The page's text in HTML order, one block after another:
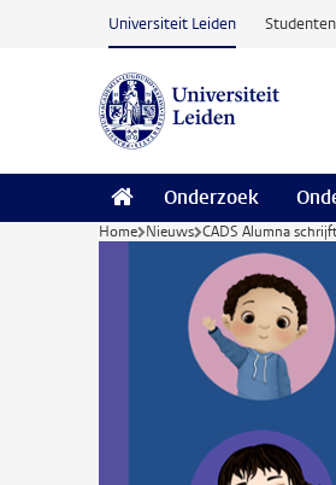
Ga naar hoofdinhoud
Universiteit Leiden Studenten
Onderzoek
Home Nieuws CADS Alumna